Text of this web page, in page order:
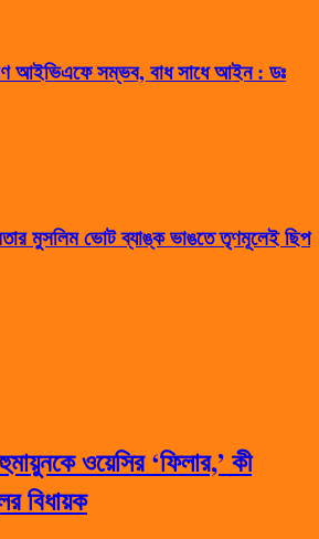
আইভিএফে সম্ভব, বাধ সাধে আইন : ডঃ
মুসলিম ভোট ব্যাঙ্ক ভাঙতে তৃণমূলেই ছিপ
ওয়েসির ‘ফিলার,’ কী
বিধায়ক